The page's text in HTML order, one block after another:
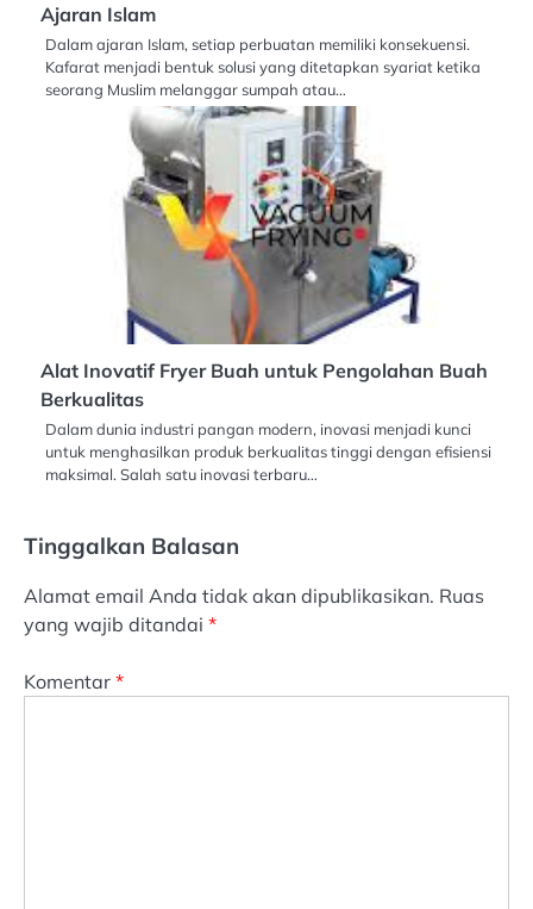
Ajaran Islam
Dalam ajaran Islam, setiap perbuatan memiliki konsekuensi.
Kafarat menjadi bentuk solusi yang ditetapkan syariat ketika
seorang Muslim melanggar sumpah atau…
Alat Inovatif Fryer Buah untuk Pengolahan Buah
Berkualitas
Dalam dunia industri pangan modern, inovasi menjadi kunci
untuk menghasilkan produk berkualitas tinggi dengan efisiensi
maksimal. Salah satu inovasi terbaru…
Tinggalkan Balasan
Alamat email Anda tidak akan dipublikasikan. Ruas
yang wajib ditandai *
Komentar *